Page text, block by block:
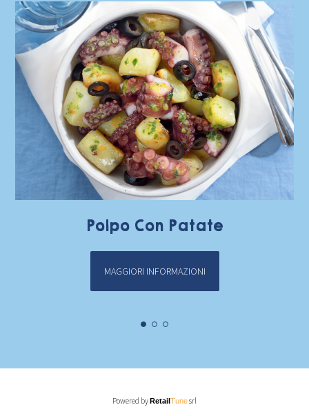
Polpo Con Patate
MAGGIORI INFORMAZIONI
Powered byRetailTunesrl